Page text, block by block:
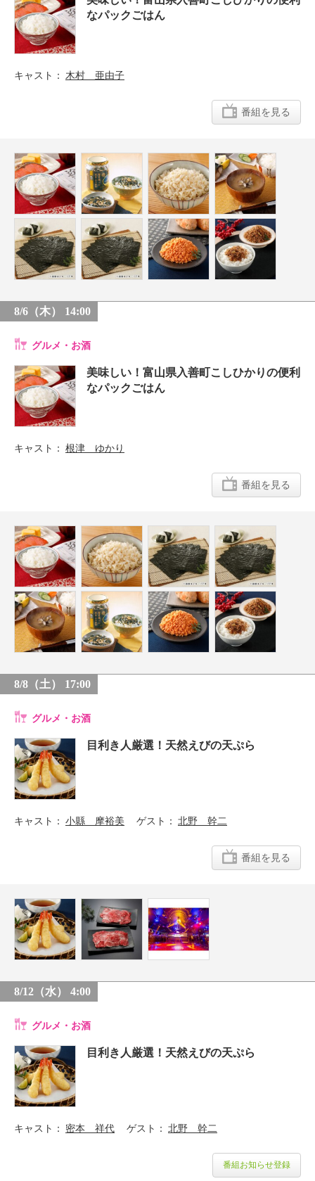
なパックごはん
キャスト 木村 亜由子
番組を見る
8/6（木） 14:00
グルメ・お酒
美味しい！富山県入善町こしひかりの便利
なパックごはん
キャスト 根津 ゆかり
番組を見る
8/8（土） 17:00
グルメ・お酒
目利き人厳選！天然えびの天ぷら
キャスト 小縣 摩裕美 ゲスト 北野 幹二
番組を見る
8/12（水） 4:00
グルメ・お酒
目利き人厳選！天然えびの天ぷら
キャスト 密本 祥代 ゲスト 北野 幹二
番組お知らせ登録